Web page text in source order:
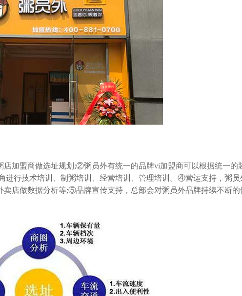
盟商做选址规划;②粥员外有统一的品牌vi加盟商可以根据统一的
进行技术培训、制粥培训、经营培训、管理培训。④营运支持，粥员
店做数据分析等;⑤品牌宣传支持，总部会对粥员外品牌持续不断的